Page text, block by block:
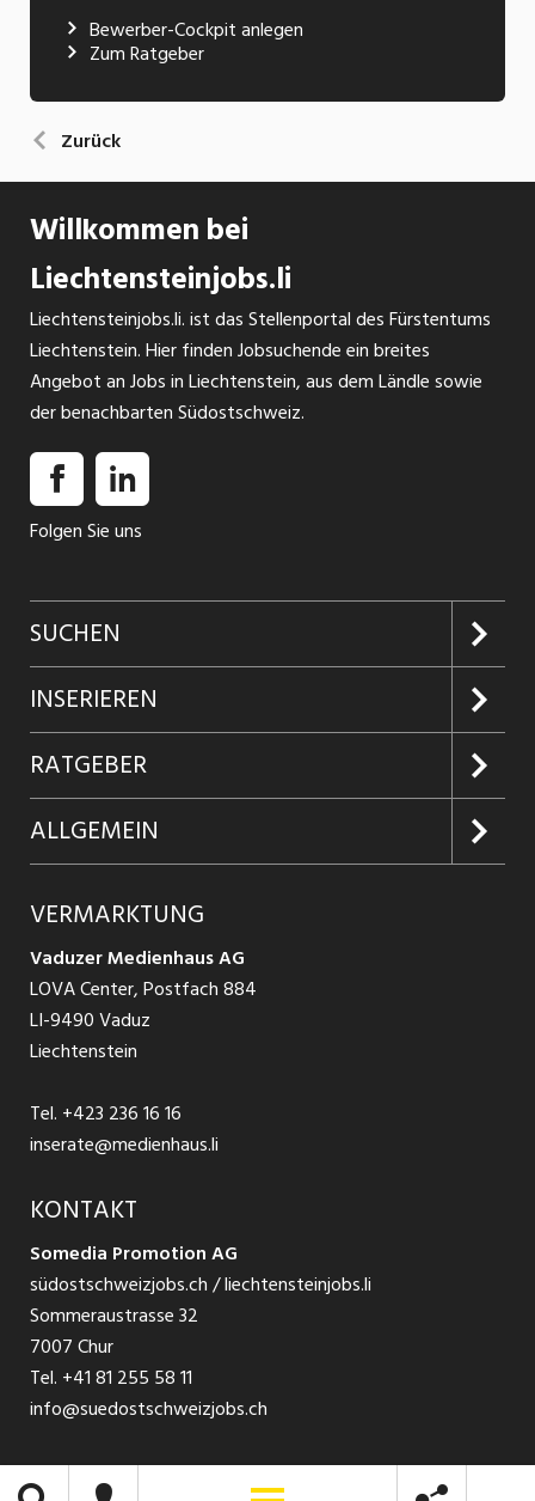
Bewerber-Cockpit anlegen
Zum Ratgeber
Zurück
Willkommen bei
Liechtensteinjobs.li
Liechtensteinjobs.li. ist das Stellenportal des Fürstentums
Liechtenstein. Hier finden Jobsuchende ein breites
Angebot an Jobs in Liechtenstein, aus dem Ländle sowie
der benachbarten Südostschweiz.
Folgen Sie uns
SUCHEN
Jobs suchen
Jobabo
Firmen entdecken
Jobs in Graubünden
Jobs in St. Gallen
Jobs in Glarus
Jobs in der Südostschweiz
Temporär Jobs
Teilzeit Jobs
Praktikum
INSERIEREN
Kundenlogin
Inserieren
Produkte
Schnittstelle
RATGEBER
Glossar
Ratgeber Bewerbung / Rekrutierung
ALLGEMEIN
AGB
Datenschutzbestimmungen
Nutzungsbedingungen
Impressum
VERMARKTUNG
Vaduzer Medienhaus AG
LOVA Center, Postfach 884
LI-9490 Vaduz
Liechtenstein
Tel. +423 236 16 16
inserate@medienhaus.li
KONTAKT
Somedia Promotion AG
südostschweizjobs.ch / liechtensteinjobs.li
Sommeraustrasse 32
7007 Chur
Tel. +41 81 255 58 11
info@suedostschweizjobs.ch